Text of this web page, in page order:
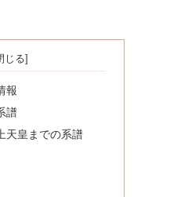
報
譜
天皇までの系譜